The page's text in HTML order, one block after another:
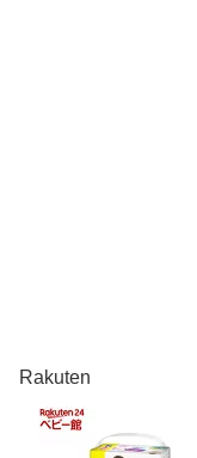
Rakuten